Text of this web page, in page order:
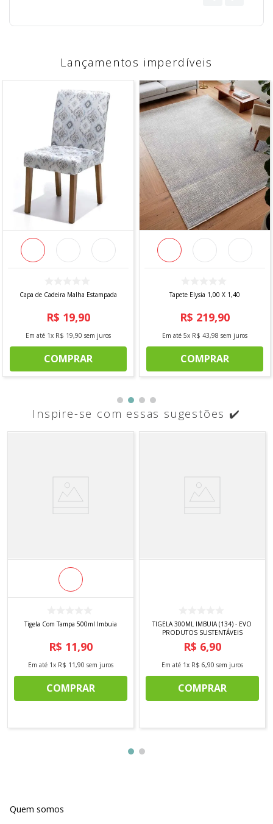
Lançamentos imperdíveis
Capa de Cadeira Malha Estampada
R$ 19,90
Em até 1x R$ 19,90 sem juros
COMPRAR
Tapete Elysia 1,00 X 1,40
R$ 219,90
Em até 5x R$ 43,98 sem juros
COMPRAR
Inspire-se com essas sugestões ✔️
Tigela Com Tampa 500ml Imbuia
R$ 11,90
Em até 1x R$ 11,90 sem juros
COMPRAR
TIGELA 300ML IMBUIA (134) - EVO
PRODUTOS SUSTENTÁVEIS
R$ 6,90
Em até 1x R$ 6,90 sem juros
COMPRAR
Quem somos